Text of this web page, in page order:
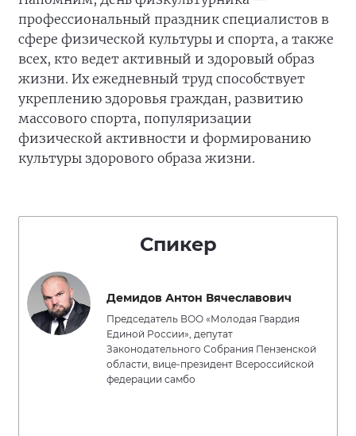
профессиональный праздник специалистов в
сфере физической культуры и спорта, а также
всех, кто ведет активный и здоровый образ
жизни. Их ежедневный труд способствует
укреплению здоровья граждан, развитию
массового спорта, популяризации
физической активности и формированию
культуры здорового образа жизни.
Спикер
Демидов Антон Вячеславович
Председатель ВОО «Молодая Гвардия
Единой России», депутат
Законодательного Собрания Пензенской
области, вице-президент Всероссийской
федерации самбо